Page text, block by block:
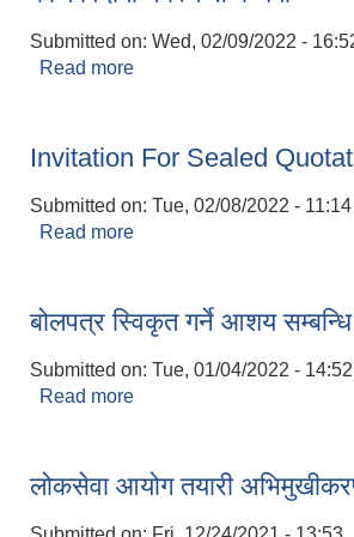
Submitted on: Wed, 02/09/2022 -
Read more
Invitation For Sealed
Submitted on: Tue, 02/08/2022 - 11:14
Read more
बोलपत्र स्विकृत गर्ने आशय
Submitted on: Tue, 01/04/2022 - 14:52
Read more
लोकसेवा आयोग तयारी